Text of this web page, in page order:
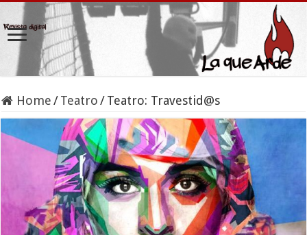
Home /Teatro /Teatro: Travestid@s